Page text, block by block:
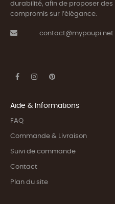
durabilité, afin de proposer
compromis sur l’élégance.
contact@mypoupi.net
Aide & Informations
FAQ
Commande & Livraison
Suivi de commande
Contact
Plan du site